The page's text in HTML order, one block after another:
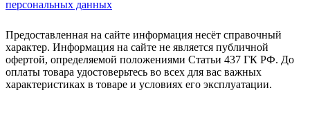
персональных данных
Предоставленная на сайте информация несёт справочный
характер. Информация на сайте не является публичной
офертой, определяемой положениями Статьи 437 ГК РФ. До
оплаты товара удостоверьтесь во всех для вас важных
характеристиках в товаре и условиях его эксплуатации.